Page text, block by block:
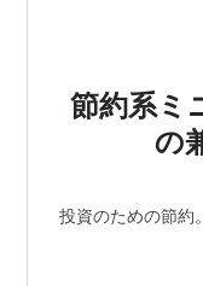
節約系ミ
の
投資のための節約